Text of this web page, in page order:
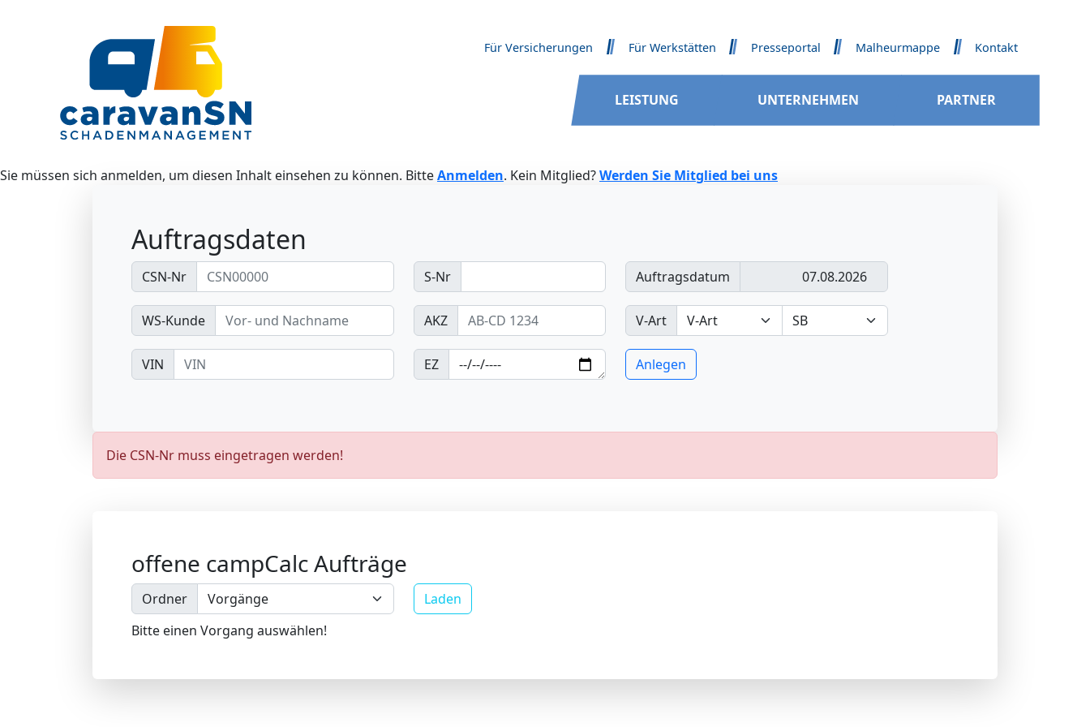
LEISTUNG UNTERNEHMEN PARTNER
Für Versicherungen Für Werkstätten Presseportal Malheurmappe Kontakt
Sie müssen sich anmelden, um diesen Inhalt einsehen zu können. BitteAnmelden. Kein Mitglied?Werden Sie Mitglied bei uns
Auftragsdaten
CSN-Nr S-Nr Auftragsdatum
WS-Kunde AKZ V-Art
VIN EZ Anlegen
Die CSN-Nr muss eingetragen werden!
offene campCalc Aufträge
Ordner
Laden
Bitte einen Vorgang auswählen!